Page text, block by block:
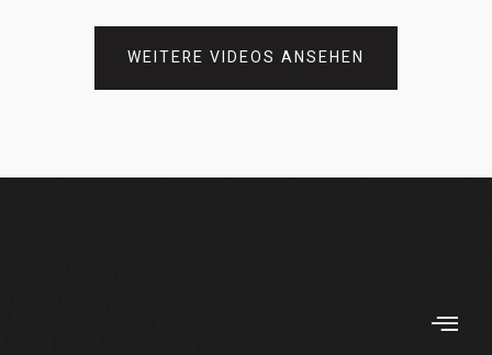
WEITERE VIDEOS ANSEHEN